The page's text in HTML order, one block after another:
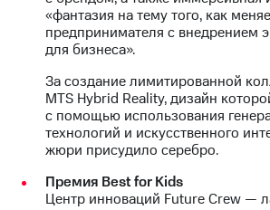
«фантазия на тему того, как
предпринимателя с внедрением
для бизнеса».
За создание лимитированной
MTS Hybrid Reality, дизайн
с помощью использования
технологий и искусственного
жюри присудило серебро.
Премия Best for Kids
Центр инноваций Future Crew —